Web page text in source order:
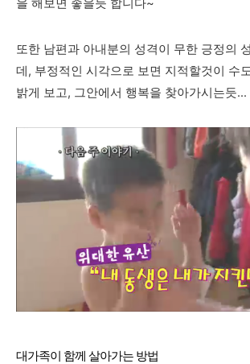
을 해보면 좋을듯 합니다~
또한 남편과 아내분의 성격이 무한 긍정의
데, 부정적인 시각으로 보면 지적할것이 수
밝게 보고, 그안에서 행복을 찾아가시는듯...
대가족이 함께 살아가는 방법